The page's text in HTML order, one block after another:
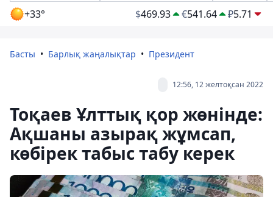
+33° $469.93 €541.64 ₽5.71
Басты Барлық жаңалықтар Президент
12:56, 12 желтоқсан 2022
Тоқаев Ұлттық қор жөнінде:
Ақшаны азырақ жұмсап,
көбірек табыс табу керек